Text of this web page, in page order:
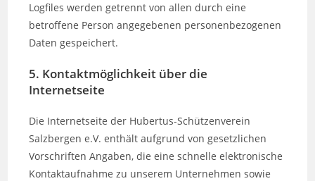
Logfiles werden getrennt von allen durch eine
betroffene Person angegebenen personenbezogenen
Daten gespeichert.
5. Kontaktmöglichkeit über die
Internetseite
Die Internetseite der Hubertus-Schützenverein
Salzbergen e.V. enthält aufgrund von gesetzlichen
Vorschriften Angaben, die eine schnelle elektronische
Kontaktaufnahme zu unserem Unternehmen sowie